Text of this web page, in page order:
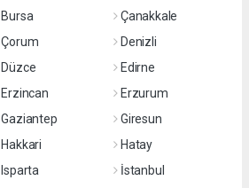
Bursa
Çanakkale
Çorum
Denizli
Düzce
Edirne
Erzincan
Erzurum
Gaziantep
Giresun
Hakkari
Hatay
Isparta
İstanbul